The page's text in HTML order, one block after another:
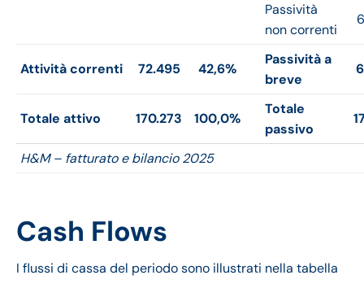
Passività
non correnti
Attività correnti 72.495 42,6%
Passività a
breve
Totale attivo 170.273 100,0%
Totale
passivo
H&M – fatturato e bilancio 2025
Cash Flows
I flussi di cassa del periodo sono illustrati nella tabella